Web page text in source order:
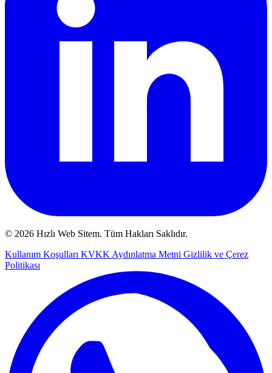
© 2026 Hızlı Web Sitem. Tüm Hakları Saklıdır.
Kullanım Koşulları KVKK Aydınlatma Metni Gizlilik ve Çerez
Politikası